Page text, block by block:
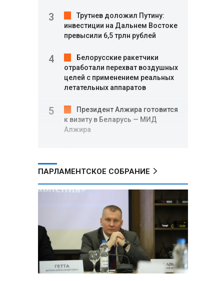
Трутнев доложил Путину:
инвестиции на Дальнем Востоке
превысили 6,5 трлн рублей
Белорусские ракетчики
отработали перехват воздушных
целей с применением реальных
летательных аппаратов
Президент Алжира готовится
к визиту в Беларусь — МИД
Алжира
попавших в плен после
неизвестной
Второй энергоблок БелАЭС
вновь вышел на номинальную
мощность после диагностики
оборудования
СК РФ: от вторжения
украинских боевиков в Курскую
ПАРЛАМЕНТСКОЕ СОБРАНИЕ